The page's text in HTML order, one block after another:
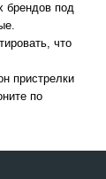
брендов под
что
пристрелки
по